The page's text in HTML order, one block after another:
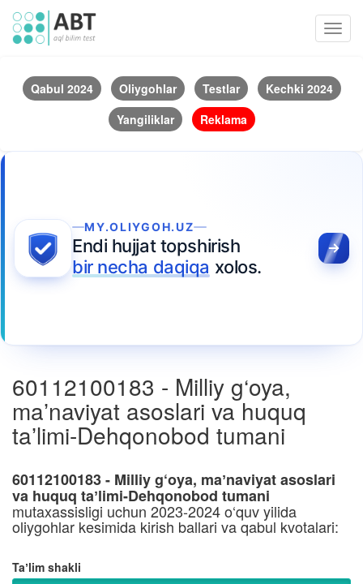
Qabul 2024 Oliygohlar Testlar
Kechki 2024
Yangiliklar
Reklama
MY.OLIYGOH.UZ
Endi hujjat topshirish
bir necha daqiqa xolos.
60112100183 - Milliy g‘oya,
maʼnaviyat asoslari va huquq
taʼlimi-Dehqonobod tumani
60112100183 - Milliy g‘oya, maʼnaviyat asoslari
va huquq taʼlimi-Dehqonobod tumani
mutaxassisligi uchun 2023-2024 o‘quv yilida
oliygohlar kesimida kirish ballari va qabul kvotalari:
Taʼlim shakli